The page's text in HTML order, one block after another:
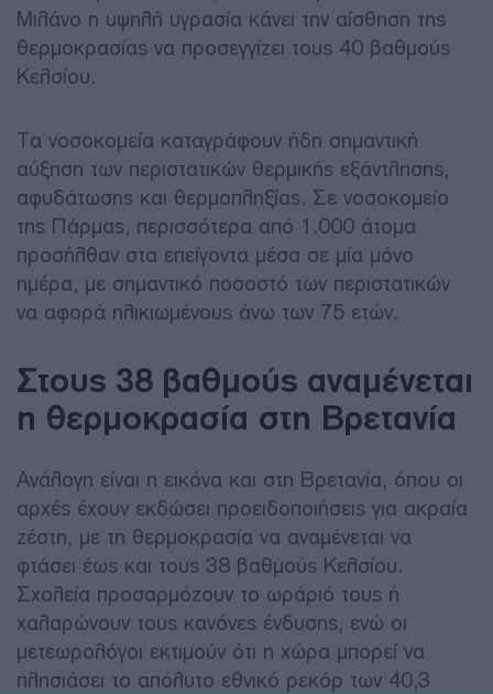
Μιλάνο η υψηλή υγρασία κάνει την αίσθηση της
θερμοκρασίας να προσεγγίζει τους 40 βαθμούς
Κελσίου.
Τα νοσοκομεία καταγράφουν ήδη σημαντική
αύξηση των περιστατικών θερμικής εξάντλησης,
αφυδάτωσης και θερμοπληξίας. Σε νοσοκομείο
της Πάρμας, περισσότερα από 1.000 άτομα
προσήλθαν στα επείγοντα μέσα σε μία μόνο
ημέρα, με σημαντικό ποσοστό των περιστατικών
να αφορά ηλικιωμένους άνω των 75 ετών.
Στους 38 βαθμούς αναμένεται
η θερμοκρασία στη Βρετανία
Ανάλογη είναι η εικόνα και στη Βρετανία, όπου οι
αρχές έχουν εκδώσει προειδοποιήσεις για ακραία
ζέστη, με τη θερμοκρασία να αναμένεται να
φτάσει έως και τους 38 βαθμούς Κελσίου.
Σχολεία προσαρμόζουν το ωράριό τους ή
χαλαρώνουν τους κανόνες ένδυσης, ενώ οι
μετεωρολόγοι εκτιμούν ότι η χώρα μπορεί να
πλησιάσει το απόλυτο εθνικό ρεκόρ των 40,3